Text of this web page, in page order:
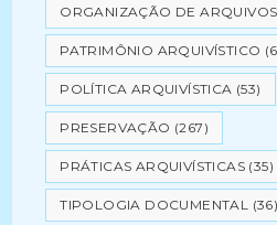
ORGANIZAÇÃO DE ARQUIVOS
PATRIMÔNIO ARQUIVÍSTICO
POLÍTICA ARQUIVÍSTICA (53)
PRESERVAÇÃO (267)
PRÁTICAS ARQUIVÍSTICAS (35)
TIPOLOGIA DOCUMENTAL (36)